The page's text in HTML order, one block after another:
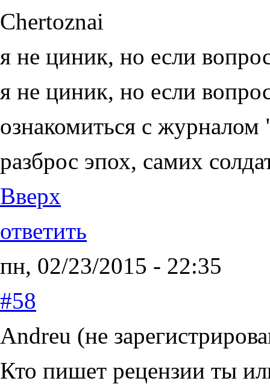
Chertoznai
я не циник, но если
я не циник, но если
ознакомиться с
разброс эпох, самих
Вверх
ответить
пн, 02/23/2015 - 22:35
#58
Andreu (не
Кто пишет рецензии ты